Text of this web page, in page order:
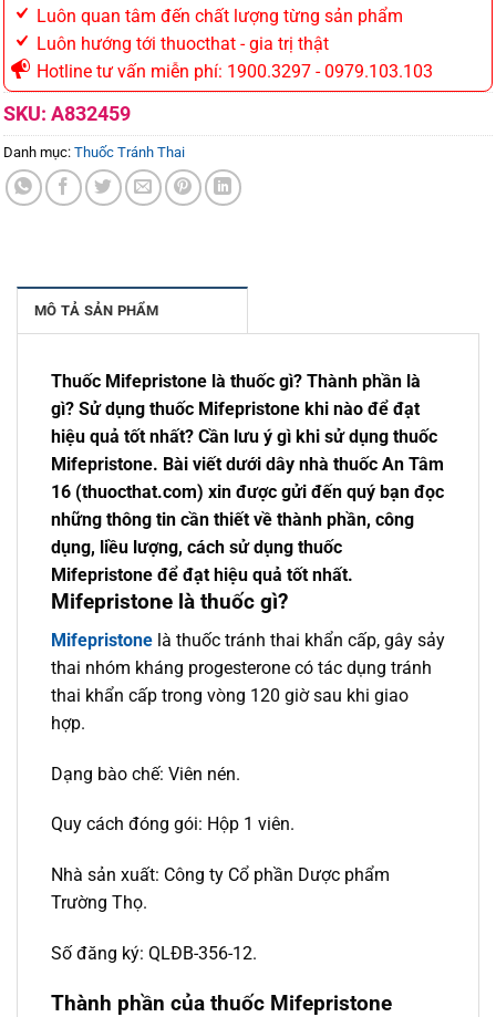
Luôn quan tâm đến chất lượng từng sản phẩm
Luôn hướng tới thuocthat - gia trị thật
Hotline tư vấn miễn phí: 1900.3297 - 0979.103.103
SKU: A832459
Danh mục: Thuốc Tránh Thai
MÔ TẢ SẢN PHẨM
Thuốc Mifepristone là thuốc gì? Thành phần là
gì? Sử dụng thuốc Mifepristone khi nào để đạt
hiệu quả tốt nhất? Cần lưu ý gì khi sử dụng thuốc
Mifepristone. Bài viết dưới dây nhà thuốc An Tâm
16 (thuocthat.com) xin được gửi đến quý bạn đọc
những thông tin cần thiết về thành phần, công
dụng, liều lượng, cách sử dụng thuốc
Mifepristone để đạt hiệu quả tốt nhất.
Mifepristone là thuốc gì?
Mifepristone là thuốc tránh thai khẩn cấp, gây sảy
thai nhóm kháng progesterone có tác dụng tránh
thai khẩn cấp trong vòng 120 giờ sau khi giao
hợp.
Dạng bào chế: Viên nén.
Quy cách đóng gói: Hộp 1 viên.
Nhà sản xuất: Công ty Cổ phần Dược phẩm
Trường Thọ.
Số đăng ký: QLĐB-356-12.
Thành phần của thuốc Mifepristone